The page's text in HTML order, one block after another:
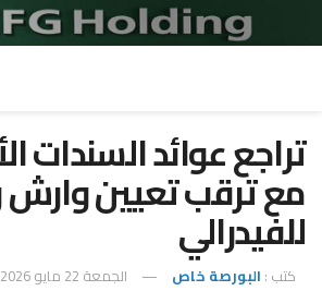
تراجع عوائد السندات
مع ترقب تعيين وارش
للفيدرالي
كتب : البورصة خاص الجمعة 22 مايو 2026